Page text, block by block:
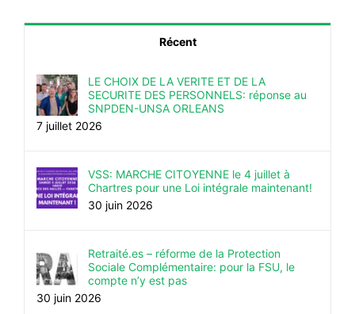
Récent
LE CHOIX DE LA VERITE ET DE LA
SECURITE DES PERSONNELS: réponse au
SNPDEN-UNSA ORLEANS
7 juillet 2026
VSS: MARCHE CITOYENNE le 4 juillet à
Chartres pour une Loi intégrale maintenant!
30 juin 2026
Retraité.es – réforme de la Protection
Sociale Complémentaire: pour la FSU, le
compte n’y est pas
30 juin 2026